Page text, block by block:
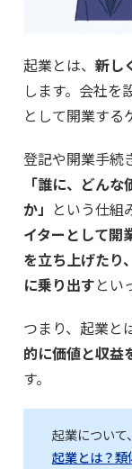
起業とは、 新し
します。会社を
として開業する
登記や開業手続
「誰に、どん
か」 という仕組
イターとして開
を立ち上げたり
に乗り出すとい
つまり、起業と
的に価値と収益
す。
起業につい
起業とは？